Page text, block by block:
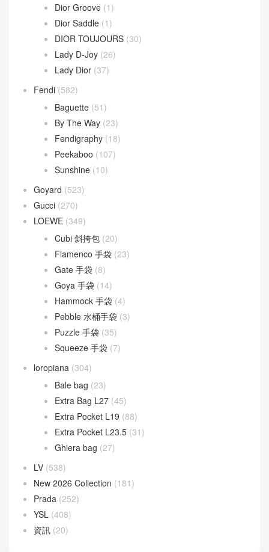
Dior Groove (1)
Dior Saddle (1)
DIOR TOUJOURS (30)
Lady D-Joy (26)
Lady Dior (37)
Fendi (582)
Baguette (51)
By The Way (23)
Fendigraphy (18)
Peekaboo (107)
Sunshine (10)
Goyard (523)
Gucci (270)
LOEWE (349)
Cubi 斜挎包 (20)
Flamenco 手袋 (23)
Gate 手袋 (8)
Goya 手袋 (14)
Hammock 手袋 (4)
Pebble 水桶手袋 (3)
Puzzle 手袋 (35)
Squeeze 手袋 (7)
loropiana (304)
Bale bag (23)
Extra Bag L27 (45)
Extra Pocket L19 (88)
Extra Pocket L23.5 (31)
Ghiera bag (27)
LV (538)
New 2026 Collection (181)
Prada (252)
YSL (408)
資訊 (20)